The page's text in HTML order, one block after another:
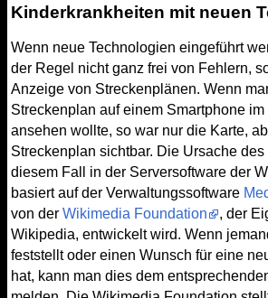
Kinderkrankheiten mit neuen
Wenn neue Technologien eingeführt
der Regel nicht ganz frei von Fehlern,
Anzeige von Streckenplänen. Wenn
Streckenplan auf einem Smartphone
ansehen wollte, so war nur die Karte,
Streckenplan sichtbar. Die Ursache
diesem Fall in der Serversoftware der
basiert auf der Verwaltungssoftware
von der Wikimedia Foundation
, der
Wikipedia, entwickelt wird. Wenn
feststellt oder einen Wunsch für eine
hat, kann man dies dem